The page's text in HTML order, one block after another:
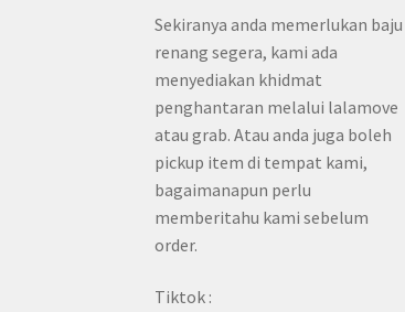
Sekiranya anda memerlukan baju
renang segera, kami ada
menyediakan khidmat
penghantaran melalui lalamove
atau grab. Atau anda juga boleh
pickup item di tempat kami,
bagaimanapun perlu
memberitahu kami sebelum
order.